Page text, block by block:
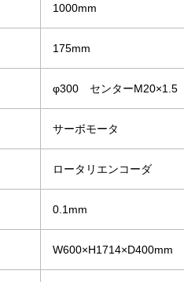
1000mm
175mm
φ300 センターM20×1.5
サーボモータ
ロータリエンコーダ
0.1mm
W600×H1714×D400mm